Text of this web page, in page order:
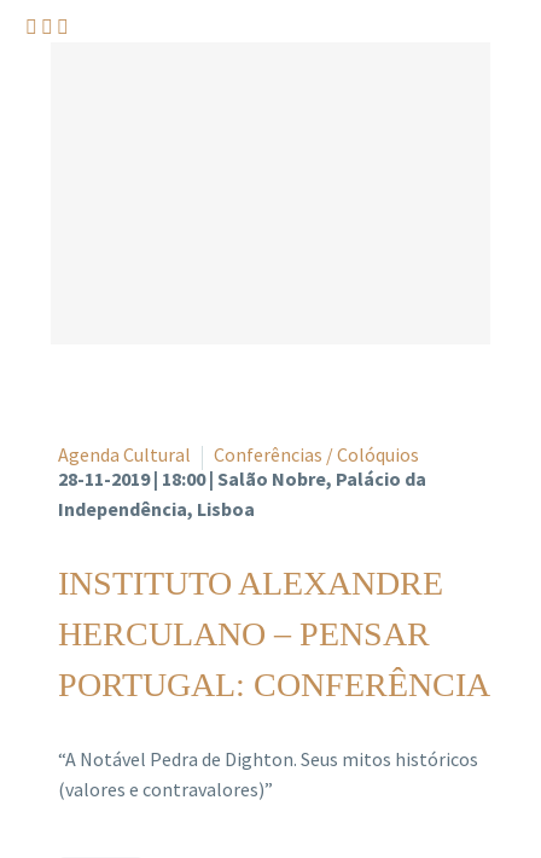
  
Agenda Cultural
Conferências / Colóquios
28-11-2019 | 18:00 | Salão Nobre, Palácio da
Independência, Lisboa
INSTITUTO ALEXANDRE
HERCULANO – PENSAR
PORTUGAL: CONFERÊNCIA
“A Notável Pedra de Dighton. Seus mitos históricos
(valores e contravalores)”